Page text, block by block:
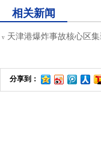
相关新闻
v 天津港爆炸事故核心区
分享到：